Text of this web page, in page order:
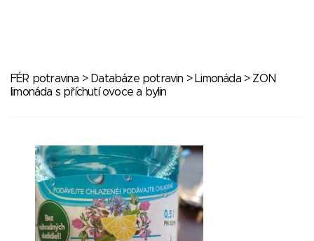
FÉR potravina > Databáze potravin > Limonáda> ZON
limonáda s příchutí ovoce a bylin